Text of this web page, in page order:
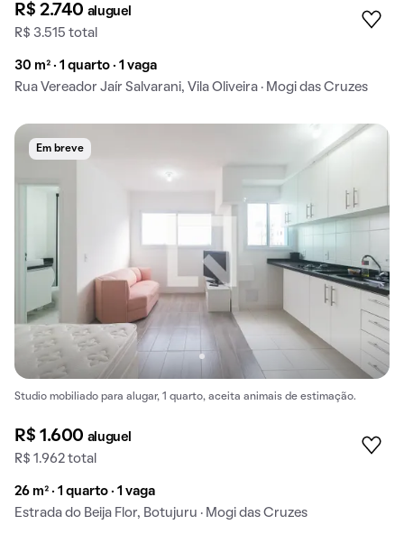
R$ 2.740 aluguel
R$ 3.515 total
30 m² · 1 quarto · 1 vaga
Rua Vereador Jaír Salvarani, Vila Oliveira · Mogi das Cruzes
Em breve
Studio mobiliado para alugar, 1 quarto, aceita animais de estimação.
R$ 1.600 aluguel
R$ 1.962 total
26 m² · 1 quarto · 1 vaga
Estrada do Beija Flor, Botujuru · Mogi das Cruzes